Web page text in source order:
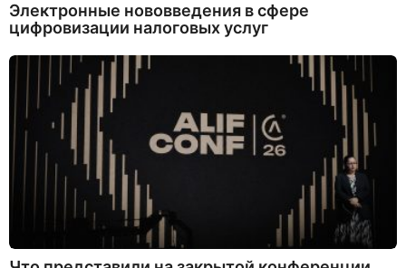
Электронные нововведения в сфере
цифровизации налоговых услуг